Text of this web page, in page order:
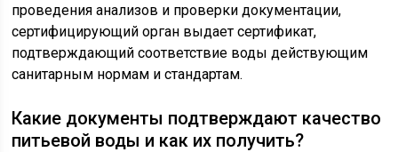
проведения анализов и проверки документации,
сертифицирующий орган выдает сертификат,
подтверждающий соответствие воды действующим
санитарным нормам и стандартам.
Какие документы подтверждают качество
питьевой воды и как их получить?